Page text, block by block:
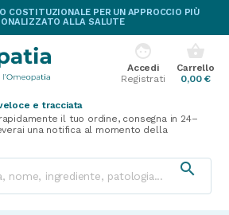
COSTITUZIONALE PER UN APPROCCIO PIÙ
ALLA SALUTE
shopping_basket
Carrello
0,00 €
face
Accedi
Registrati
e tracciata
il tuo ordine, consegna in 24–
una notifica al momento della
